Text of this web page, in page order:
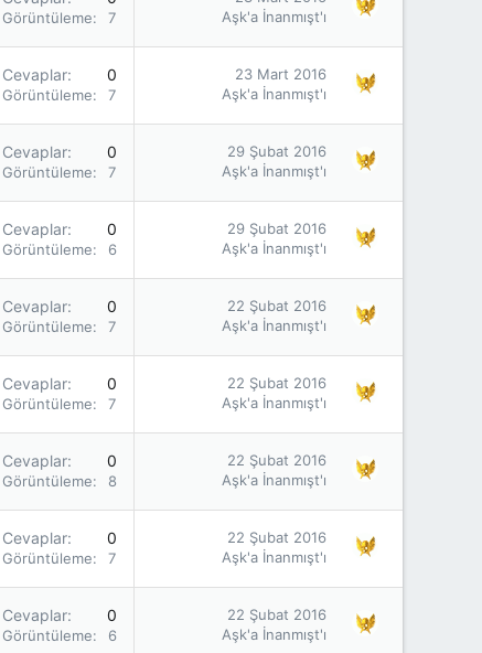
Görüntüleme
Aşk'a İnanmışt'ı
Cevaplar 0
Görüntüleme
23 Mart 2016
Aşk'a İnanmışt'ı
Cevaplar 0
Görüntüleme
29 Şubat 2016
Aşk'a İnanmışt'ı
Cevaplar 0
Görüntüleme
29 Şubat 2016
Aşk'a İnanmışt'ı
Cevaplar 0
Görüntüleme
22 Şubat 2016
Aşk'a İnanmışt'ı
Cevaplar 0
Görüntüleme
22 Şubat 2016
Aşk'a İnanmışt'ı
Cevaplar 0
Görüntüleme
22 Şubat 2016
Aşk'a İnanmışt'ı
Cevaplar 0
Görüntüleme
22 Şubat 2016
Aşk'a İnanmışt'ı
Cevaplar 0
Görüntüleme
22 Şubat 2016
Aşk'a İnanmışt'ı